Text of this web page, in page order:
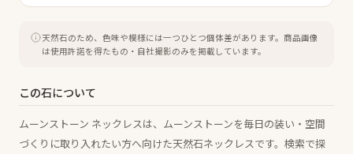
天然石のため、色味や模様には一つひとつ個体差があります。 商品画像
は使用許諾を得たもの・自社撮影のみを掲載しています。
この石について
ムーンストーン ネックレスは、ムーンストーンを毎日の装い・空間
づくりに取り入れたい方へ向けた天然石ネックレスです。検索で探